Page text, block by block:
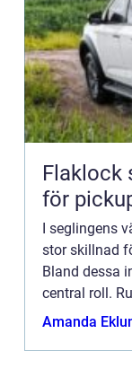
Flaklock smartare lastutrymme
för
I seglingens
stor skillnad
Bland dessa
central roll.
möjliggör att
Amanda